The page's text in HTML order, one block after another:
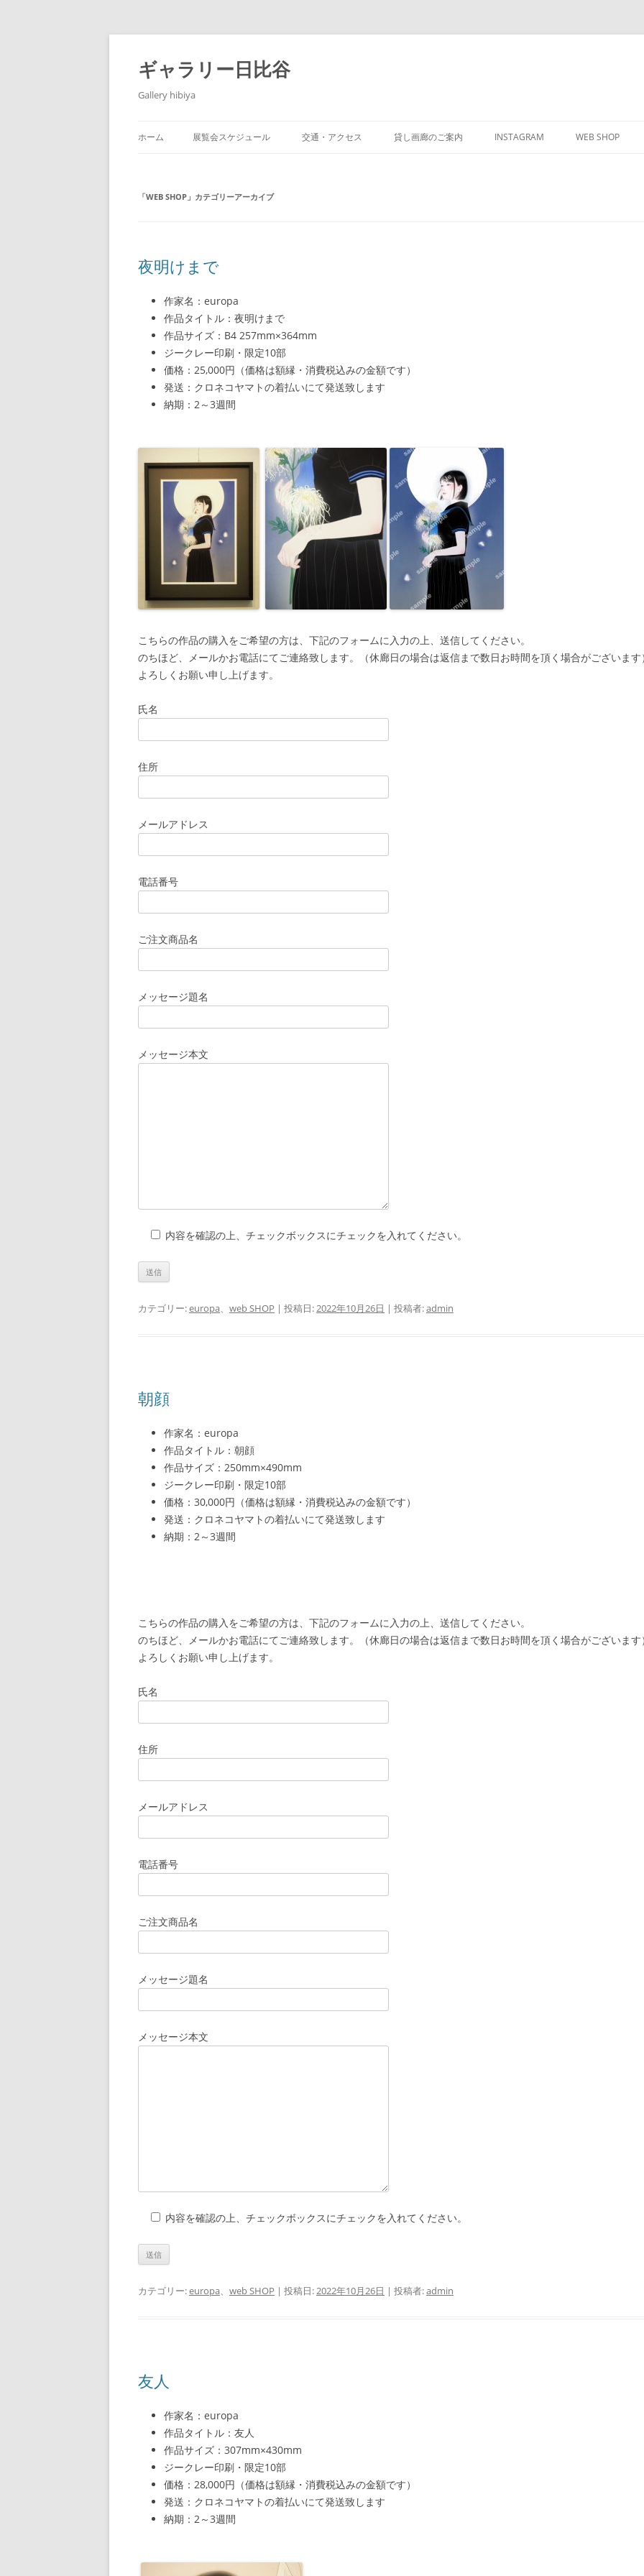
コ
テ
ン
ツ
へ
ス
ギャラリー日比谷
Gallery hibiya
ホーム 展覧会スケジュール 交通・アクセス 貸し画廊のご案内 INSTAGRAM WEB SHOP
「WEB SHOP 」カテゴリーアーカイブ
夜明けまで
作家名：europa
作品タイトル：夜明けまで
作品サイズ：B4 257mm×364mm
ジークレー印刷・限定10部
価格：25,000円（価格は額縁・消費税込みの金額です）
発送：クロネコヤマトの着払いにて発送致します
納期：2～3週間
こちらの作品の購入をご希望の方は、下記のフォームに入力の上、送信してください。
のちほど、メールかお電話にてご連絡致します。（休廊日の場合は返信まで数日お時間を頂く場合がございます
よろしくお願い申し上げます。
氏名
住所
メールアドレス
電話番号
ご注文商品名
メッセージ題名
メッセージ本文
内容を確認の上、チェックボックスにチェックを入れてください。
カテゴリー:europa、 web SHOP | 投稿日:2022年10月26日 | 投稿者:admin
朝顔
作家名：europa
作品タイトル：朝顔
作品サイズ：250mm×490mm
ジークレー印刷・限定10部
価格：30,000円（価格は額縁・消費税込みの金額です）
発送：クロネコヤマトの着払いにて発送致します
納期：2～3週間
こちらの作品の購入をご希望の方は、下記のフォームに入力の上、送信してください。
のちほど、メールかお電話にてご連絡致します。（休廊日の場合は返信まで数日お時間を頂く場合がございます
よろしくお願い申し上げます。
氏名
住所
メールアドレス
電話番号
ご注文商品名
メッセージ題名
メッセージ本文
内容を確認の上、チェックボックスにチェックを入れてください。
カテゴリー:europa、 web SHOP | 投稿日:2022年10月26日 | 投稿者:admin
友人
作家名：europa
作品タイトル：友人
作品サイズ：307mm×430mm
ジークレー印刷・限定10部
価格：28,000円（価格は額縁・消費税込みの金額です）
発送：クロネコヤマトの着払いにて発送致します
納期：2～3週間